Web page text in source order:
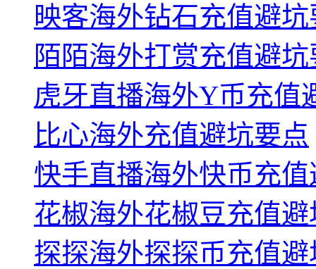
映客海外钻石充值避
陌陌海外打赏充值避
虎牙直播海外Y币充值
比心海外充值避坑要点
快手直播海外快币充
花椒海外花椒豆充值
探探海外探探币充值